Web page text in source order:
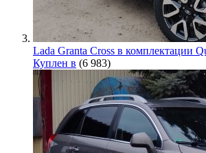
Lada Granta Cross в комплектации
Куплен в (6 983)